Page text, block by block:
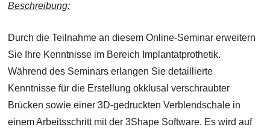
Beschreibung:
Durch die Teilnahme an diesem Online-Seminar erweitern
Sie Ihre Kenntnisse im Bereich Implantatprothetik.
Während des Seminars erlangen Sie detaillierte
Kenntnisse für die Erstellung okklusal verschraubter
Brücken sowie einer 3D-gedruckten Verblendschale in
einem Arbeitsschritt mit der 3Shape Software. Es wird auf